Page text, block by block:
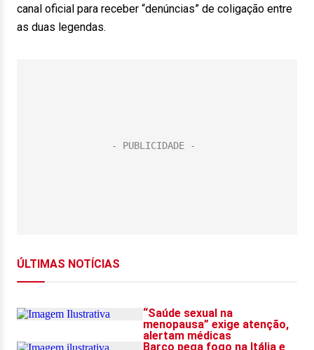
canal oficial para receber “denúncias” de coligação entre
as duas legendas.